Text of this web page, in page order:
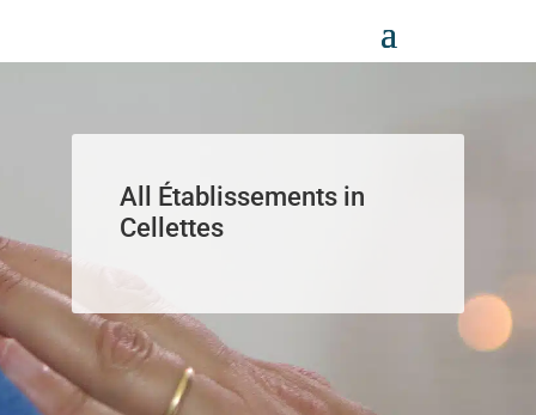
All Établissements in
Cellettes